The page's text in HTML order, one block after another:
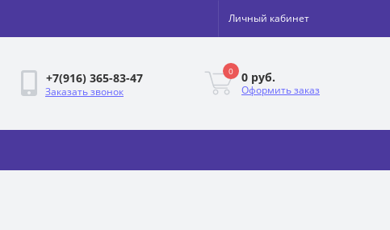
Личный кабинет
+7(916) 365-83-47
Заказать звонок
0 0 руб.
Оформить заказ